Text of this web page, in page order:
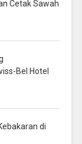
Cetak Sawah
Bel Hotel
di